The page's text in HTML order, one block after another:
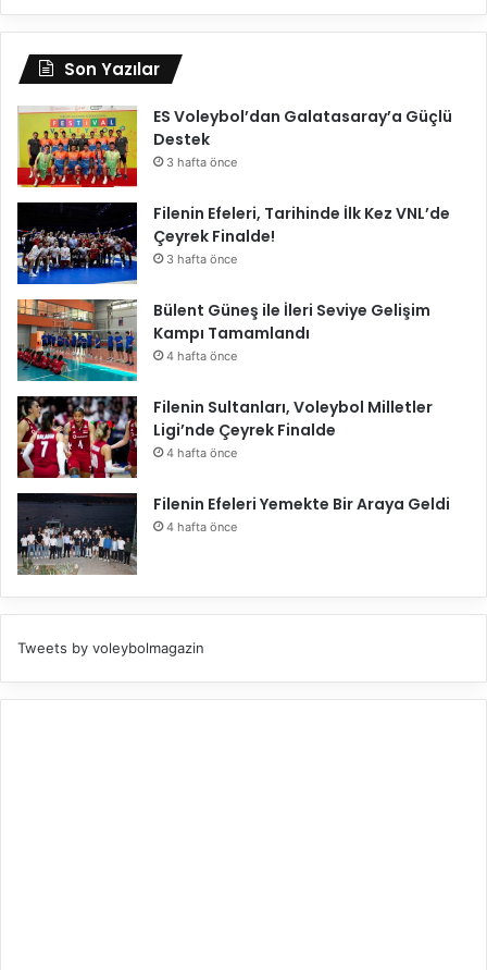
Son Yazılar
ES Voleybol’dan Galatasaray’a Güçlü
Destek
3 hafta önce
Filenin Efeleri, Tarihinde İlk Kez VNL’de
Çeyrek Finalde!
3 hafta önce
Bülent Güneş ile İleri Seviye Gelişim
Kampı Tamamlandı
4 hafta önce
Filenin Sultanları, Voleybol Milletler
Ligi’nde Çeyrek Finalde
4 hafta önce
Filenin Efeleri Yemekte Bir Araya Geldi
4 hafta önce
Tweets by voleybolmagazin